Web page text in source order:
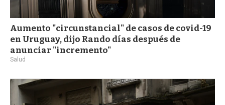
Aumento "circunstancial" de casos de covid-19
en Uruguay, dijo Rando días después de
anunciar "incremento"
Salud